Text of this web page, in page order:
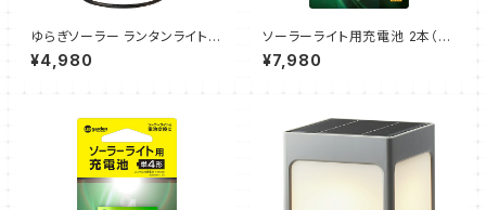
ゆらぎソーラー ランタンライト
ルシア ブラック（1個）タカショー
¥4,980
ソーラーライト用充電池 2本（単
3形）10個セット（タカショー）
¥7,980